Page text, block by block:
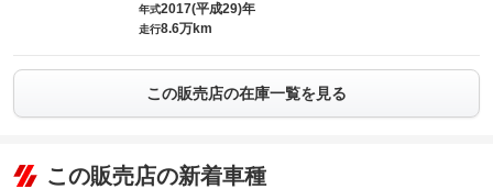
年式2017(平成29)年
走行8.6万km
この販売店の在庫一覧を見る
この販売店の新着車種